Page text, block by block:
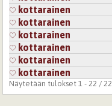
kottarainen
kottarainen
kottarainen
kottarainen
kottarainen
kottarainen
Näytetään tulokset 1 - 22 / 22